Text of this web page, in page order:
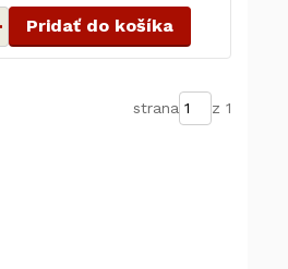
Pridať do košíka
strana z 1